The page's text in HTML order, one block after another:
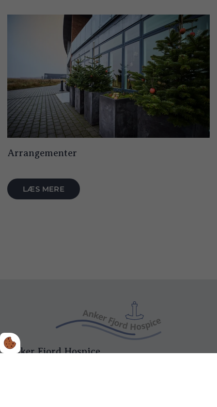
Arrangementer
LÆS MERE
Anker Fjord Hospice